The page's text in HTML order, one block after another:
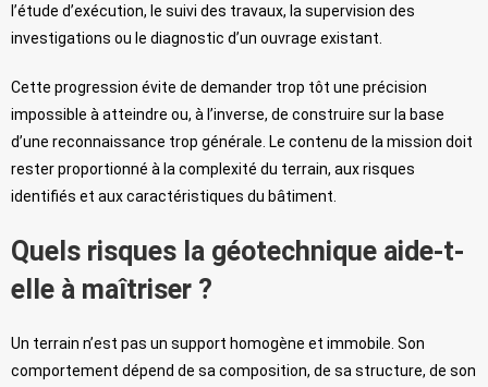
l’étude d’exécution, le suivi des travaux, la supervision des
investigations ou le diagnostic d’un ouvrage existant.
Cette progression évite de demander trop tôt une précision
impossible à atteindre ou, à l’inverse, de construire sur la base
d’une reconnaissance trop générale. Le contenu de la mission doit
rester proportionné à la complexité du terrain, aux risques
identifiés et aux caractéristiques du bâtiment.
Quels risques la géotechnique aide-t-
elle à maîtriser ?
Un terrain n’est pas un support homogène et immobile. Son
comportement dépend de sa composition, de sa structure, de son